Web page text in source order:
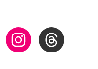
InstagramThreads